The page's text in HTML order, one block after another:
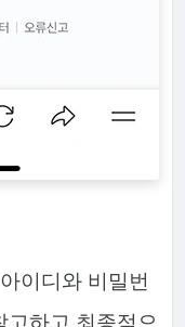
이디와 비밀번
고하고 최종적으